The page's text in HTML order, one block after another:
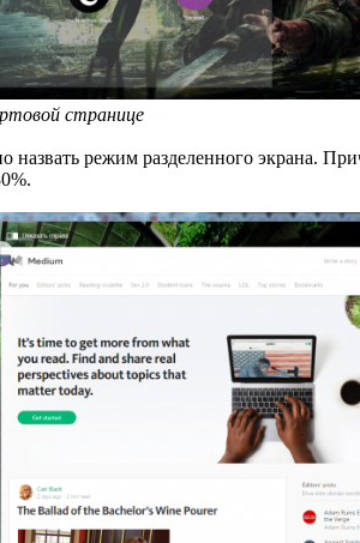
странице
режим разделенного экрана.